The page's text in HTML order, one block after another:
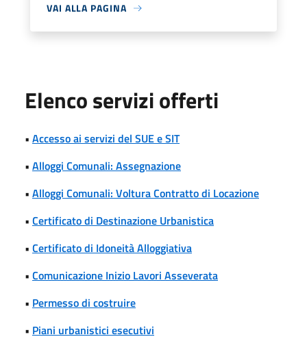
VAI ALLA PAGINA
Elenco servizi offerti
• Accesso ai servizi del SUE e SIT
• Alloggi Comunali: Assegnazione
• Alloggi Comunali: Voltura Contratto di Locazione
• Certificato di Destinazione Urbanistica
• Certificato di Idoneità Alloggiativa
• Comunicazione Inizio Lavori Asseverata
• Permesso di costruire
• Piani urbanistici esecutivi